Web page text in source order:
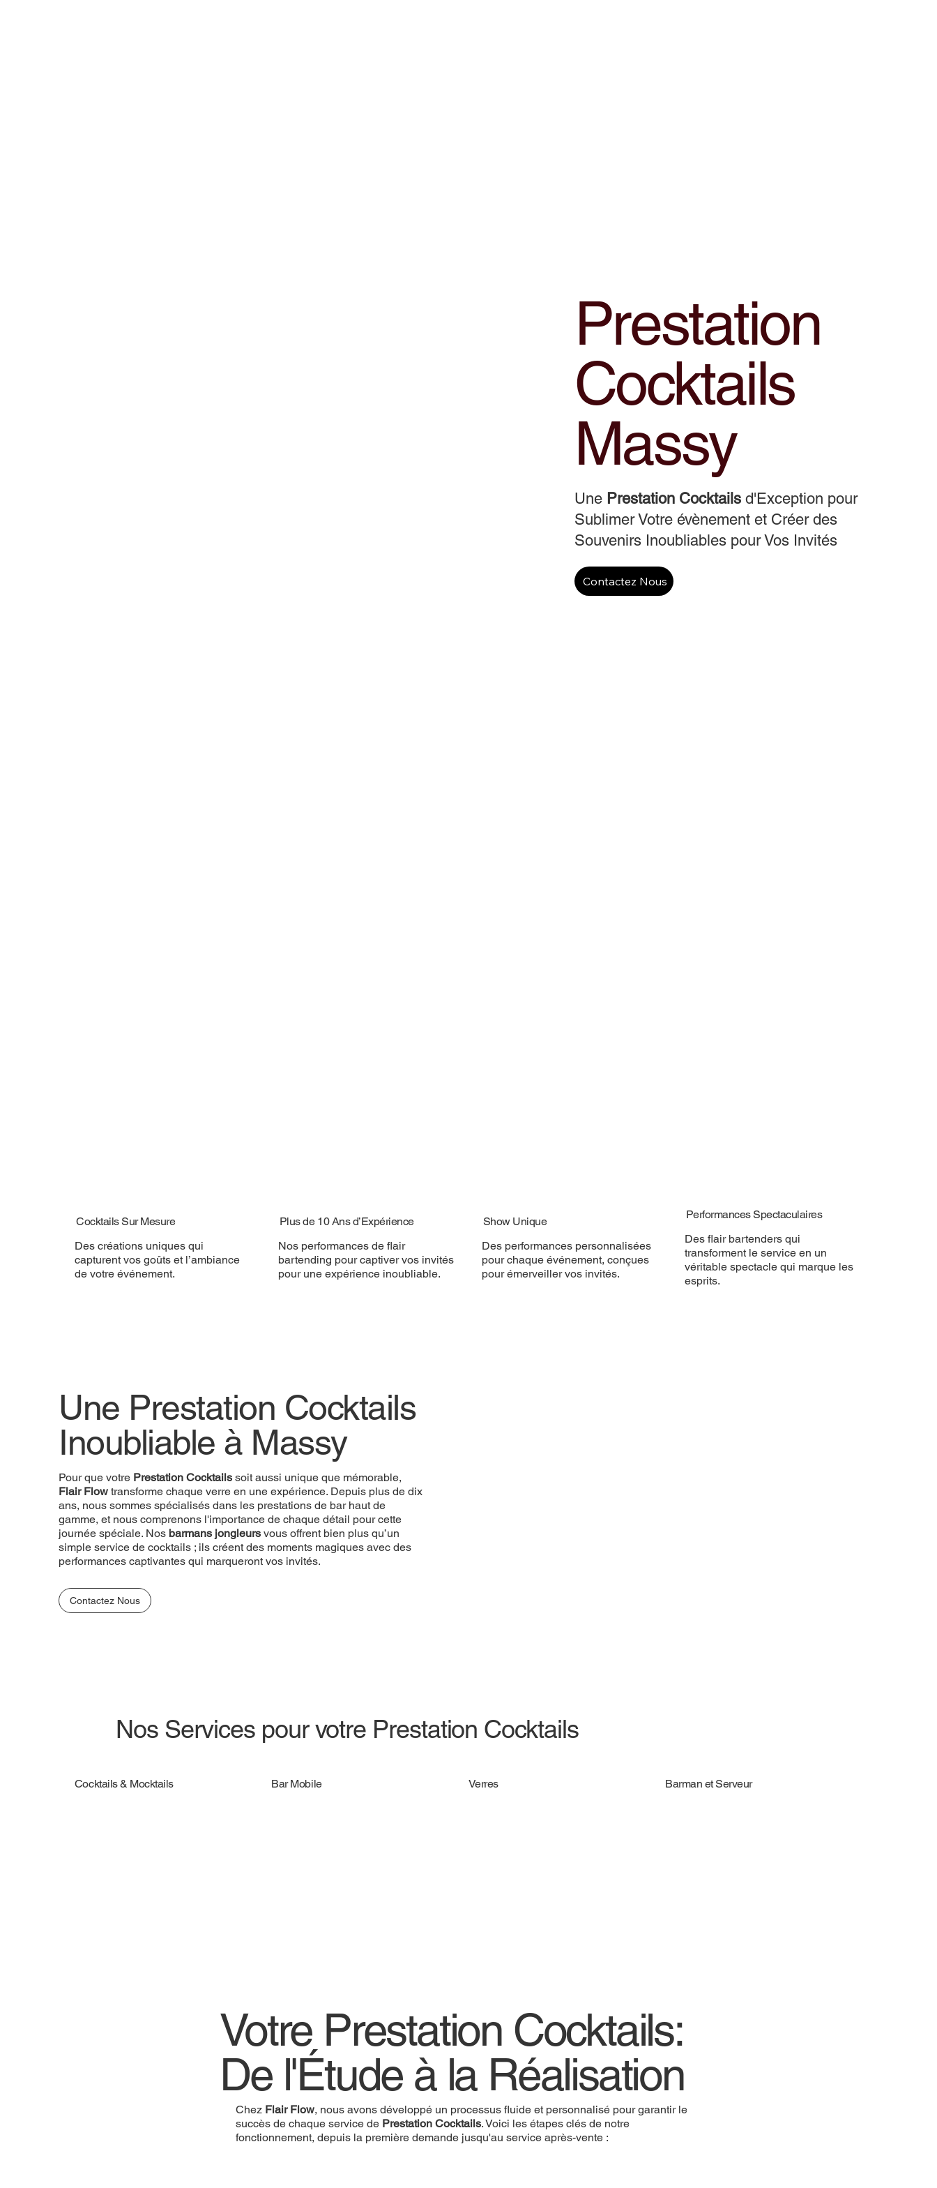
Prestation
Cocktails
Massy
Une Prestation Cocktails d'Exception pour
Sublimer Votre évènement et Créer des
Souvenirs Inoubliables pour Vos Invités
Contactez Nous
Cocktails Sur Mesure
Des créations uniques qui
capturent vos goûts et l’ambiance
de votre événement.
Plus de 10 Ans d’Expérience
Nos performances de flair
bartending pour captiver vos invités
pour une expérience inoubliable.
Show Unique
Des performances personnalisées
pour chaque événement, conçues
pour émerveiller vos invités.
Performances Spectaculaires
Des flair bartenders qui
transforment le service en un
véritable spectacle qui marque les
esprits.
Une Prestation Cocktails
Inoubliable à Massy
Pour que votre Prestation Cocktails soit aussi unique que mémorable,
Flair Flow transforme chaque verre en une expérience. Depuis plus de dix
ans, nous sommes spécialisés dans les prestations de bar haut de
gamme, et nous comprenons l'importance de chaque détail pour cette
journée spéciale. Nos barmans jongleurs vous offrent bien plus qu’un
simple service de cocktails ; ils créent des moments magiques avec des
performances captivantes qui marqueront vos invités.
Contactez Nous
Votre Prestation Cocktails:
De l'Étude à la Réalisation
Chez Flair Flow, nous avons développé un processus fluide et personnalisé pour garantir le
succès de chaque service de Prestation Cocktails. Voici les étapes clés de notre
fonctionnement, depuis la première demande jusqu'au service après-vente :
Nos Services pour votre Prestation Cocktails
Cocktails & Mocktails Bar Mobile Verres Barman et Serveur